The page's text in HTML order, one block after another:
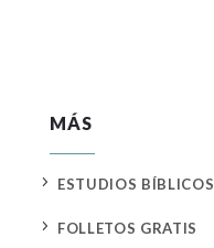
MÁS
5 ESTUDIOS BÍBLICOS
5 FOLLETOS GRATIS